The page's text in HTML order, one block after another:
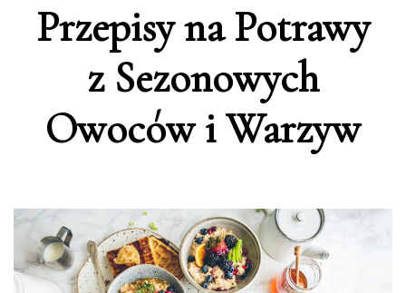
Przepisy na Potrawy
z Sezonowych
Owoców i Warzyw